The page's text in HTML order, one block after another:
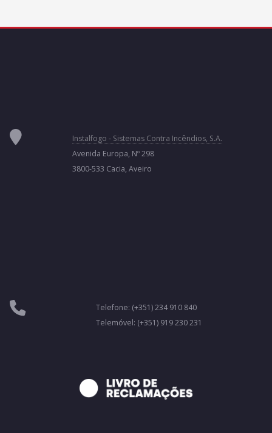
Instalfogo - Sistemas Contra Incêndios, S.A.
Avenida Europa, Nº 298
3800-533 Cacia, Aveiro
Telefone: (+351) 234 910 840
Telemóvel: (+351) 919 230 231